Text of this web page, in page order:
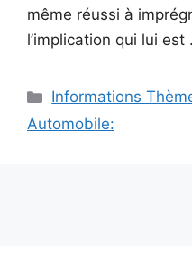
même réussi à
l’implication qui lui est
Catégories
Informations
Automobile: